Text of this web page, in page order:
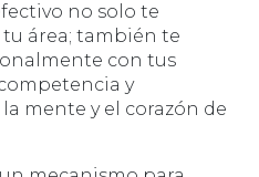
no solo te
área; también te
con tus
y
mente y el corazón de